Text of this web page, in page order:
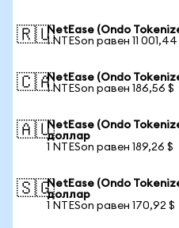
🇷🇺NetEase (Ondo
1 NTESon равен 11 001,44
🇨🇦NetEase (Ondo
1 NTESon равен 186,56 $
🇦🇺NetEase (Ondo
доллар
1 NTESon равен 189,26 $
🇸🇬NetEase (Ondo
доллар
1 NTESon равен 170,92 $